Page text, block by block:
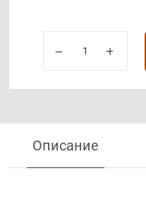
Описание